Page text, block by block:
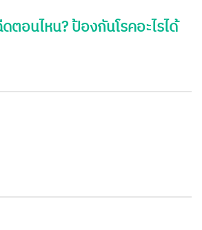
ตอนไหน? ป้องกันโรคอะไรได้